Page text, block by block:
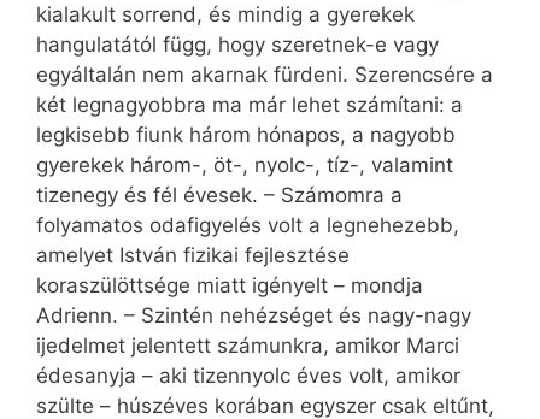
kialakult sorrend, és mindig a gyerekek
hangulatától függ, hogy szeretnek-e vagy
egyáltalán nem akarnak fürdeni. Szerencsére a
két legnagyobbra ma már lehet számítani: a
legkisebb fiunk három hónapos, a nagyobb
gyerekek három-, öt-, nyolc-, tíz-, valamint
tizenegy és fél évesek. – Számomra a
folyamatos odafigyelés volt a legnehezebb,
amelyet István fizikai fejlesztése
koraszülöttsége miatt igényelt – mondja
Adrienn. – Szintén nehézséget és nagy-nagy
ijedelmet jelentett számunkra, amikor Marci
édesanyja – aki tizennyolc éves volt, amikor
szülte – húszéves korában egyszer csak eltűnt,